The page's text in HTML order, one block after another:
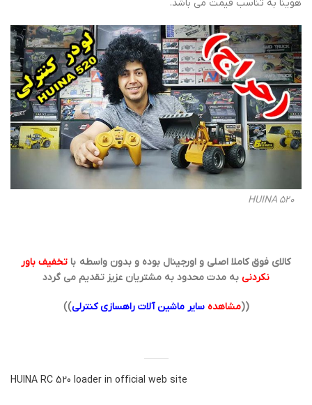
هوینا به تناسب قیمت می باشد.
HUINA 520
کالای فوق کاملا اصلی و اورجینال بوده و بدون واسطه با تخفیف باور
نکردنی به مدت محدود به مشتریان عزیز تقدیم می گردد
((مشاهده سایر ماشین آلات راهسازی کنترلی))
HUINA RC 520 loader in official web site